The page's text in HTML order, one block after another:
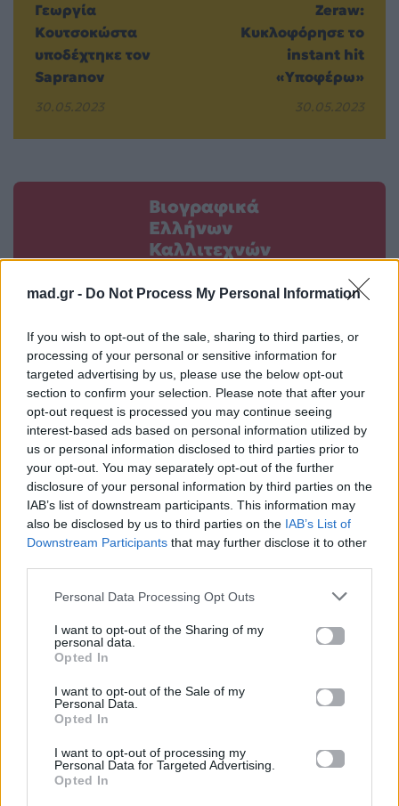
mad.gr - Do Not Process My Personal Information
If you wish to opt-out of the sale, sharing to third parties, or
processing of your personal or sensitive information for
targeted advertising by us, please use the below opt-out
section to confirm your selection. Please note that after your
opt-out request is processed you may continue seeing
interest-based ads based on personal information utilized by
us or personal information disclosed to third parties prior to
your opt-out. You may separately opt-out of the further
disclosure of your personal information by third parties on the
IAB’s list of downstream participants. This information may
also be disclosed by us to third parties on the IAB’s List of
Downstream Participants that may further disclose it to other
Personal Data Processing Opt Outs
I want to opt-out of the Sharing of my
personal data.
Opted In
I want to opt-out of the Sale of my
Personal Data.
Opted In
I want to opt-out of processing my
Personal Data for Targeted Advertising.
Opted In
Γεωργία
Κουτσοκώστα
υποδέχτηκε τον
Sapranov
30.05.2023
Zeraw:
Κυκλοφόρησε το
instant hit
«Υποφέρω»
30.05.2023
Βιογραφικά
Ελλήνων
Καλλιτεχνών
δισκογραφία, πορεία
τους στην ελληνική
μουσική σκηνή
Δες επίσης
Καλοκαίρι στην Αττική
με επιφυλάξεις – Ποιες
παραλίες έχουν
ακατάλληλες
04.07.2026
Το πιο επικίνδυνο
«Will you marry me?»
σκαρφάλωσε στο
Empire State Building
02.07.2026